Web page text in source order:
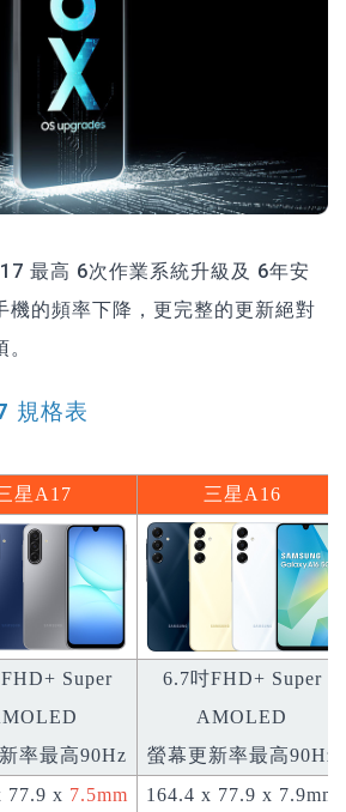
最高 6次作業系統升級及 6年安
機的頻率下降，更完整的更新絕對
規格表
星 A17 三星 A16
Super
率最高90Hz
6.7吋FHD+ Super
AMOLED
螢幕更新率最高90Hz
77.9 x 7.5mm
164.4 x 77.9 x 7.9mm